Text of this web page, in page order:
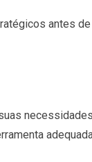
antes de